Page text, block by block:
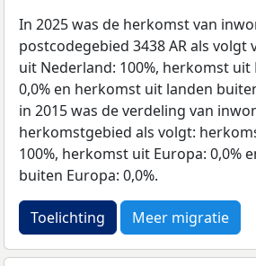
In 2025 was de herkomst van
postcodegebied 3438 AR als
uit Nederland: 100%, herkomst uit
0,0% en herkomst uit landen
in 2015 was de verdeling van
herkomstgebied als volgt:
100%, herkomst uit Europa: 0,0%
buiten Europa: 0,0%.
Toelichting Meer migratie